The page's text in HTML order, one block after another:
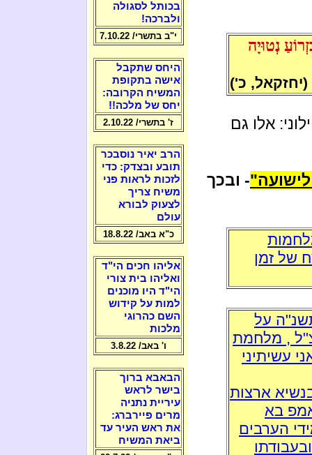
נְטוּיָה
(יחזקאל, כ')
אלו גם
- ובכך
של זמן
על
, מלחמת
עשיתיני
ארצות
בא
הערבים
בכותל לסגולה
ולברכה!
י"ב בתשרי/ 7.10.22
היחס שתקבל
אישה בתקופת
המשיח הקרובה:
יחס של מלכה!!
ז' בתשרי/ 2.10.22
הרב יאיר נוסבכר
תובע ובצדק: כדי
לזכות לראות פני
משיח צריך
לצעוק לבורא
עולם
כ"א באב/ 18.8.22
אליהו חכים הי"ד
ואליהו בית צורי
הי"ד היו מוכנים
למות על קידוש
השם כהרוגי
מלכות
ו' באב/ 3.8.22
הבאבא ברוך
בישר לראש
עיריית נתניה
מרים פיירברג:
את ראש העיר עד
ביאת המשיח